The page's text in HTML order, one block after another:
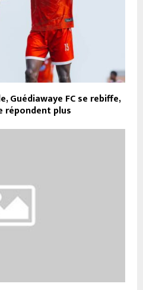
Guédiawaye FC se rebiffe,
répondent plus